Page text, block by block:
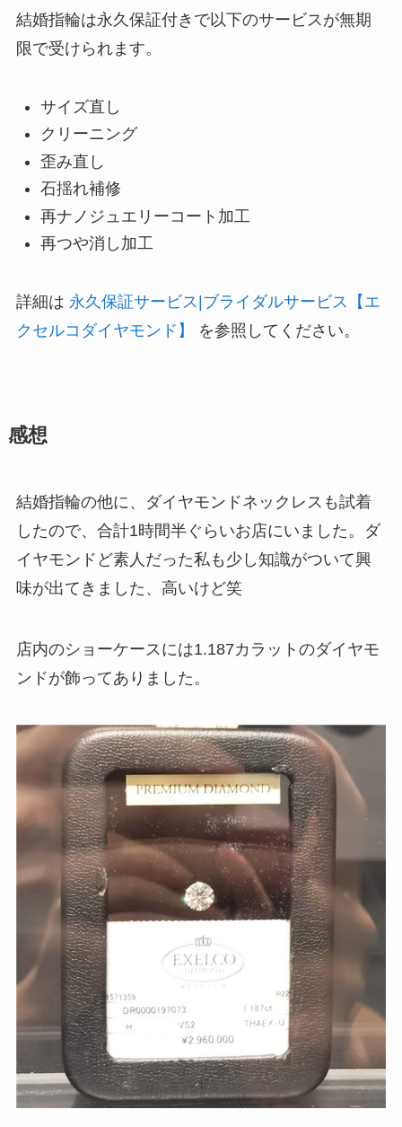
結婚指輪は永久保証付きで以下のサービスが無期
限で受けられます。
サイズ直し
クリーニング
歪み直し
石揺れ補修
再ナノジュエリーコート加工
再つや消し加工
詳細は 永久保証サービス|ブライダルサービス【エ
クセルコダイヤモンド】
を参照してください。
感想
結婚指輪の他に、ダイヤモンドネックレスも試着
したので、合計1時間半ぐらいお店にいました。ダ
イヤモンドど素人だった私も少し知識がついて興
味が出てきました、高いけど笑
店内のショーケースには1.187カラットのダイヤモ
ンドが飾ってありました。